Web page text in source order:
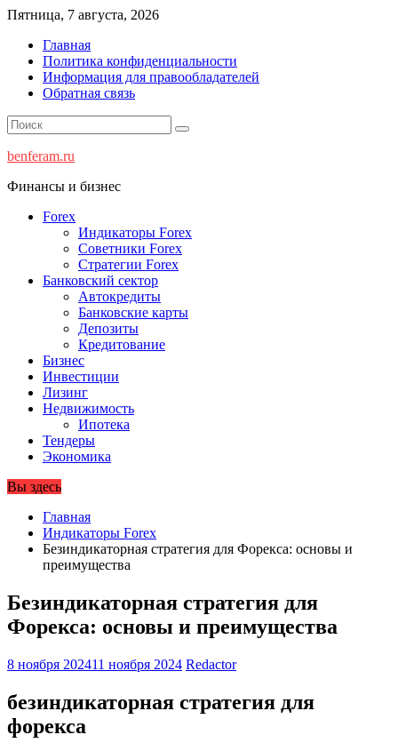
Перейти
содержимому
Пятница, 7 августа, 2026
Главная
Политика конфиденциальности
Информация для правообладателей
Обратная связь
benferam.ru
Финансы и бизнес
Forex
Индикаторы Forex
Советники Forex
Стратегии Forex
Банковский сектор
Автокредиты
Банковские карты
Депозиты
Кредитование
Бизнес
Инвестиции
Лизинг
Недвижимость
Ипотека
Тендеры
Экономика
Вы здесь
Главная
Индикаторы Forex
Безиндикаторная стратегия для Форекса: основы и
преимущества
Безиндикаторная стратегия для
Форекса: основы и преимущества
8 ноября 202411 ноября 2024 Redactor
безиндикаторная стратегия для
форекса